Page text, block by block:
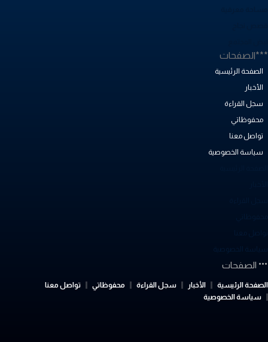
الصفحة الرئيسية
الأخبار
سجل القراءة
محفوظاتي
تواصل معنا
سياسة الخصوصية
الخصوصية
الصفحات
الرئيسية الأخبار سجل القراءة محفوظاتي
تواصل معنا
سياسة الخصوصية